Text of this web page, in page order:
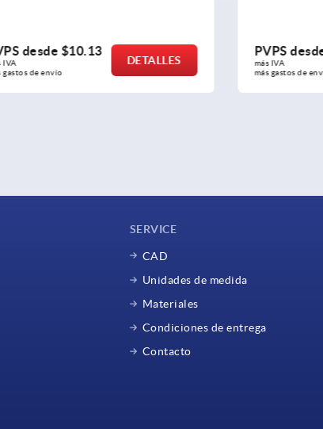
PVPS desde$2.26
más IVA
más gastos de envío
DETALLES
PVPS
más IVA
más gastos de
SERVICE
CAD
Unidades de medida
Materiales
Condiciones de entrega
Contacto